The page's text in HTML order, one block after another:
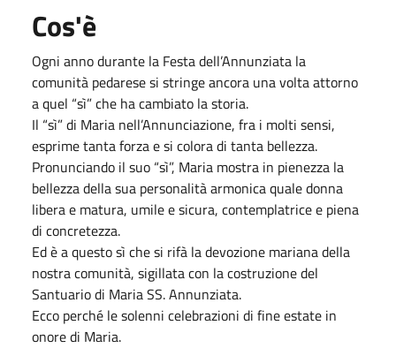
Cos'è
Ogni anno durante la Festa dell’Annunziata la
comunità pedarese si stringe ancora una volta attorno
a quel “sì” che ha cambiato la storia.
Il “sì” di Maria nell’Annunciazione, fra i molti sensi,
esprime tanta forza e si colora di tanta bellezza.
Pronunciando il suo “sì”, Maria mostra in pienezza la
bellezza della sua personalità armonica quale donna
libera e matura, umile e sicura, contemplatrice e piena
di concretezza.
Ed è a questo sì che si rifà la devozione mariana della
nostra comunità, sigillata con la costruzione del
Santuario di Maria SS. Annunziata.
Ecco perché le solenni celebrazioni di fine estate in
onore di Maria.